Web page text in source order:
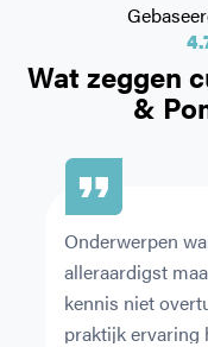
Wat zeggen
&
Onderwerpen
alleraardigst
kennis niet
praktijk ervaring